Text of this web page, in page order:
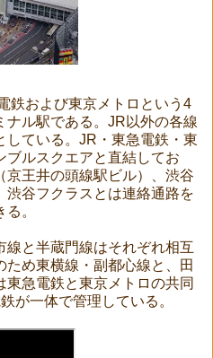
鉄および東京メトロという4
ナル駅である。JR以外の各線
している。JR・東急電鉄・東
ブルスクエアと直結してお
京王井の頭線駅ビル）、渋谷
渋谷フクラスとは連絡通路を
。
と半蔵門線はそれぞれ相互
め東横線・副都心線と、田
急電鉄と東京メトロの共同
が一体で管理している。